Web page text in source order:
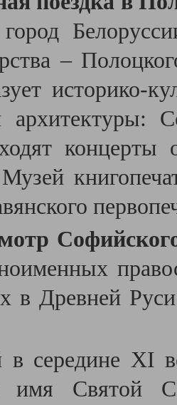
–
историко-
концерты
в Древней
в середине XI
имя Святой